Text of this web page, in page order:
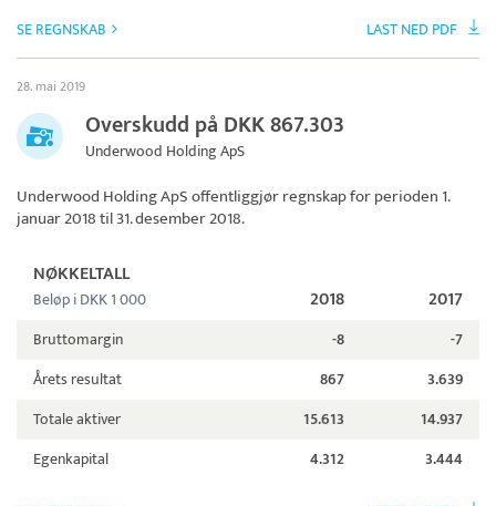
SE REGNSKAB LAST NED PDF
28. mai 2019
Overskudd på DKK 867.303
Underwood Holding ApS
Underwood Holding ApSoffentliggjør regnskap for perioden 1.
januar 2018 til 31. desember 2018.
NØKKELTALL
Beløp i DKK 1 000 2018 2017
Bruttomargin -8
-7
Årets resultat
867
3.639
Totale aktiver
15.613
14.937
Egenkapital
4.312 3.444